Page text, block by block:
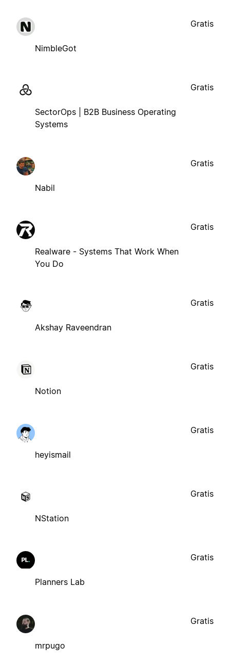
NimbleGot
Gratis
SectorOps | B2B Business Operating
Systems
Gratis
Nabil
Gratis
Realware - Systems That Work When
You Do
Gratis
Akshay Raveendran
Gratis
Notion
Gratis
heyismail
Gratis
NStation
Gratis
Planners Lab
Gratis
mrpugo
Gratis